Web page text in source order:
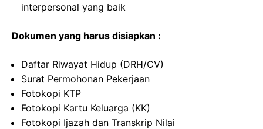
interpersonal yang baik
Dokumen yang harus disiapkan :
Daftar Riwayat Hidup (DRH/CV)
Surat Permohonan Pekerjaan
Fotokopi KTP
Fotokopi Kartu Keluarga (KK)
Fotokopi Ijazah dan Transkrip Nilai